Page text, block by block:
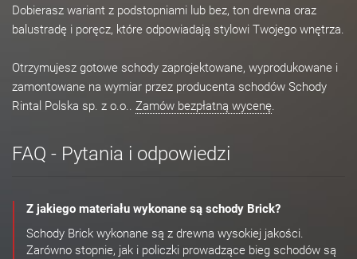
Dobierasz wariant z podstopniami lub bez, ton drewna oraz
balustradę i poręcz, które odpowiadają stylowi Twojego wnętrza.
Otrzymujesz gotowe schody zaprojektowane, wyprodukowane i
zamontowane na wymiar przez producenta schodów Schody
Rintal Polska sp. z o.o.. Zamów bezpłatną wycenę.
FAQ - Pytania i odpowiedzi
Z jakiego materiału wykonane są schody Brick?
Schody Brick wykonane są z drewna wysokiej jakości.
Zarówno stopnie, jak i policzki prowadzące bieg schodów są